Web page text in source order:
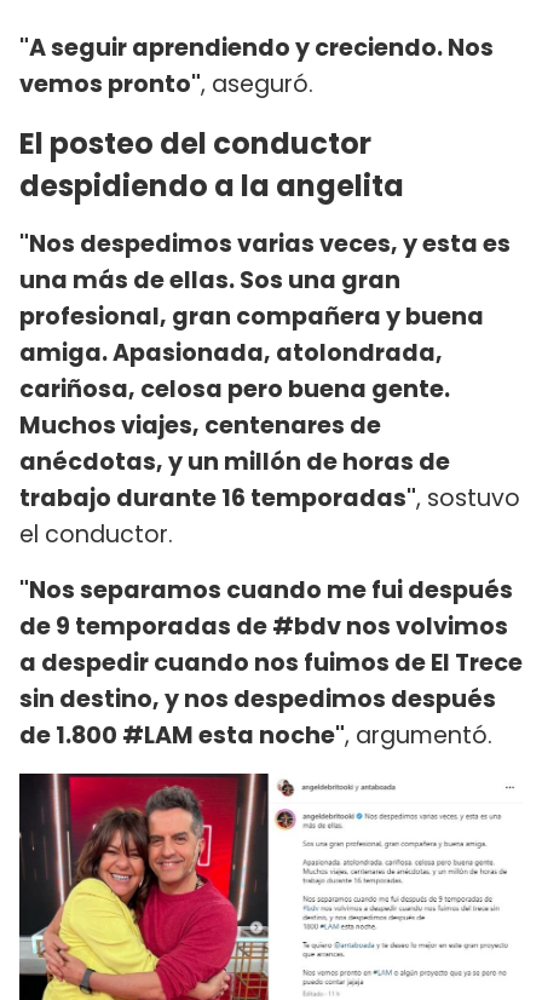
"A seguir aprendiendo y creciendo. Nos
vemos pronto", aseguró.
El posteo del conductor
despidiendo a la angelita
"Nos despedimos varias veces, y esta es
una más de ellas. Sos una gran
profesional, gran compañera y buena
amiga. Apasionada, atolondrada,
cariñosa, celosa pero buena gente.
Muchos viajes, centenares de
anécdotas, y un millón de horas de
trabajo durante 16 temporadas", sostuvo
el conductor.
"Nos separamos cuando me fui después
de 9 temporadas de #bdv nos volvimos
a despedir cuando nos fuimos de El Trece
sin destino, y nos despedimos después
de 1.800 #LAM esta noche", argumentó.